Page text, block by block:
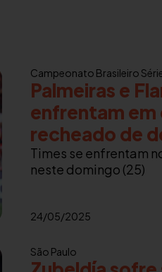
Campeonato Brasileiro
Palmeiras e
enfrentam em
recheado de
Times se enfrentam
neste domingo (25)
24/05/2025
São Paulo